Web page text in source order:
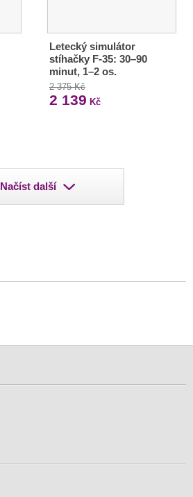
Letecký simulátor
stíhačky F-35: 30–90
minut, 1–2 os.
2 375 Kč
2 139 Kč
Načíst další